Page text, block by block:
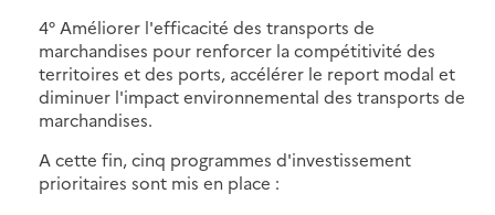
4° Améliorer l'efficacité des transports de
marchandises pour renforcer la compétitivité des
territoires et des ports, accélérer le report modal et
diminuer l'impact environnemental des transports de
marchandises.
A cette fin, cinq programmes d'investissement
prioritaires sont mis en place :